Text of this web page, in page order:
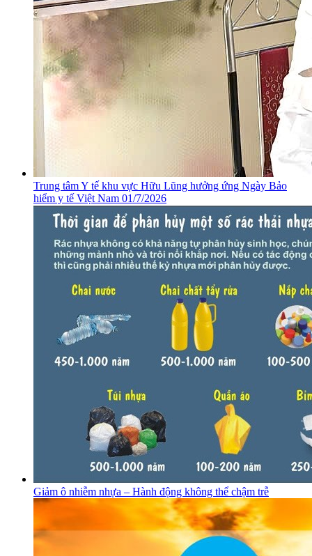
​Trung tâm Y tế khu vực Hữu Lũng hưởng ứng Ngày Bảo
hiểm y tế Việt Nam 01/7/2026
Giảm ô nhiễm nhựa – Hành động không thể chậm trễ